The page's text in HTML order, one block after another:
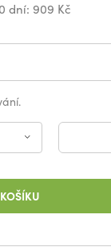
dní: 909 Kč